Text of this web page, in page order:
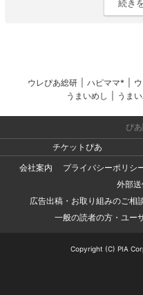
続き
ウレぴあ総研 ハピママ*
うまいめし
うま
ぴ
チケットぴあ
会社案内
プライバシーポリシ
外部
広告出稿・お取り組みのご相
一般の読者の方・ユー
Copyright (C) PIA